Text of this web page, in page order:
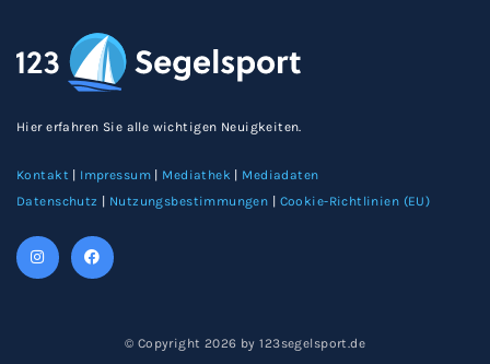
Hier erfahren Sie alle wichtigen Neuigkeiten.
Kontakt | Impressum | Mediathek | Mediadaten
Datenschutz | Nutzungsbestimmungen | Cookie-Richtlinien (EU)
© Copyright 2026 by 123segelsport.de